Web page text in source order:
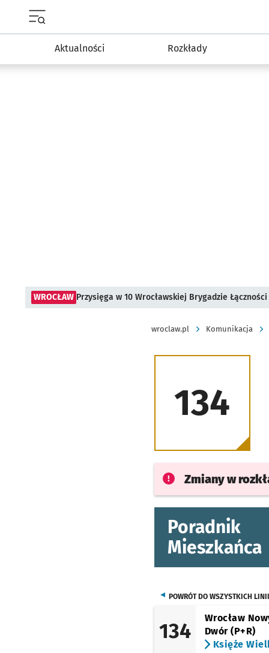
Aktualności Rozkłady
WROCŁAW Przysięga w 10 Wrocławskiej Brygadzie Łączności
wroclaw.pl Komunikacja
134
Zmiany w
Poradnik
Mieszkańca
POWRÓT DO WSZYSTKICH LINII
134
Wrocław
Dwór (P+R)
Księże